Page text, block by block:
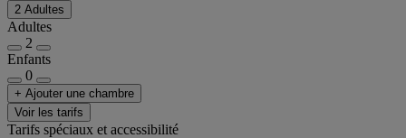
2 Adultes
Adultes
2
Enfants
0
+ Ajouter une chambre
Voir les tarifs
Tarifs spéciaux et accessibilité